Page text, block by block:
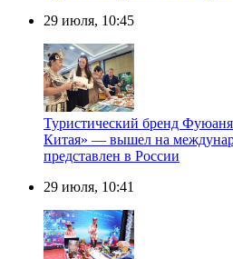
29 июля, 10:45
Туристический бренд
Китая» — вышел на
представлен в России
29 июля, 10:41